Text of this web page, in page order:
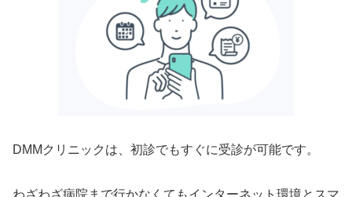
DMMクリニックは、初診でもすぐに受診が可能です。
わざわざ病院まで行かなくてもインターネット環境とスマ